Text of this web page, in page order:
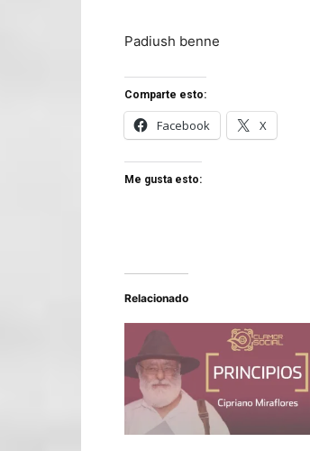
Padiush benne
Comparte esto:
Facebook X
Me gusta esto:
Relacionado